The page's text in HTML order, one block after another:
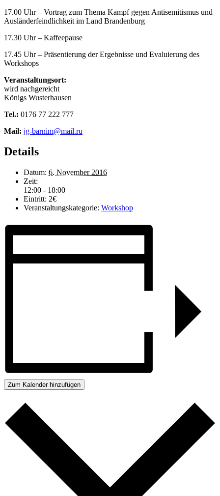
17.00 Uhr – Vortrag zum Thema Kampf gegen Antisemitismus und
Ausländerfeindlichkeit im Land Brandenburg
17.30 Uhr – Kaffeepause
17.45 Uhr – Präsentierung der Ergebnisse und Evaluierung des
Workshops
Veranstaltungsort:
wird nachgereicht
Königs Wusterhausen
Tel.: 0176 77 222 777
Mail: jg-barnim@mail.ru
Details
Datum: 6. November 2016
Zeit:
12:00 - 18:00
Eintritt: 2€
Veranstaltungskategorie: Workshop
Zum Kalender hinzufügen